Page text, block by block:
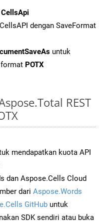
dengan SaveFormat
untuk
POTX
REST
mendapatkan kuota API
dan Aspose.Cells Cloud
dari Aspose.Words
GitHub untuk
SDK sendiri atau buka